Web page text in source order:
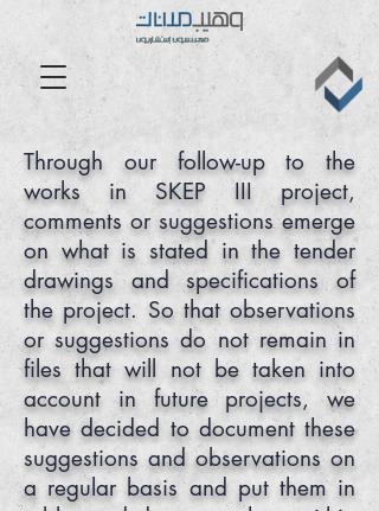
Through our follow-up to the
works in SKEP III project,
comments or suggestions emerge
on what is stated in the tender
drawings and specifications of
the project. So that observations
or suggestions do not remain in
files that will not be taken into
account in future projects, we
have decided to document these
suggestions and observations on
a regular basis and put them in